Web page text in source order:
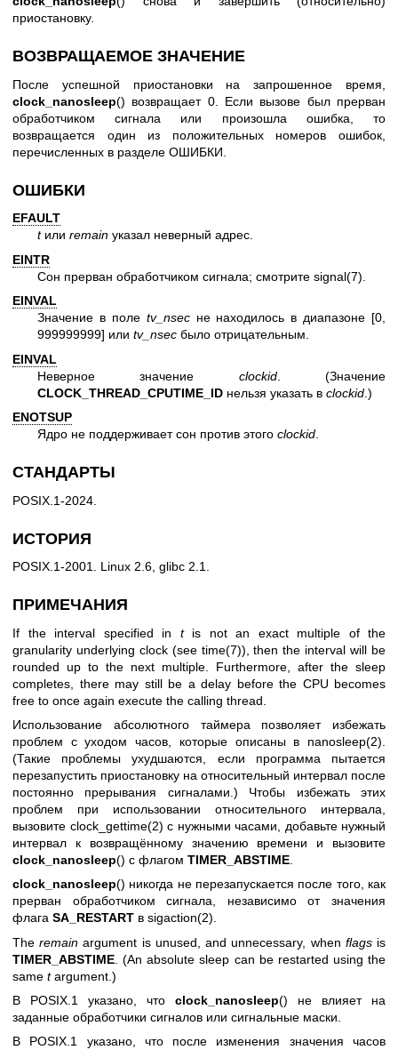
приостановку.
ВОЗВРАЩАЕМОЕ ЗНАЧЕНИЕ
После успешной приостановки на запрошенное время,
clock_nanosleep() возвращает 0. Если вызове был прерван
обработчиком сигнала или произошла ошибка, то
возвращается один из положительных номеров ошибок,
перечисленных в разделе ОШИБКИ.
ОШИБКИ
EFAULT
tили remain указал неверный адрес.
EINTR
Сон прерван обработчиком сигнала; смотрите signal(7)
EINVAL
Значение в поле tv_nsecне находилось в диапазоне [0,
999999999] или tv_nsec было отрицательным.
EINVAL
Неверное значение clockid. (Значение
CLOCK_THREAD_CPUTIME_ID нельзя указать в clockid .)
ENOTSUP
Ядро не поддерживает сон против этого clockid
СТАНДАРТЫ
POSIX.1-2024.
ИСТОРИЯ
POSIX.1-2001. Linux 2.6, glibc 2.1.
ПРИМЕЧАНИЯ
If the interval specified in tis not an exact multiple of the
granularity underlying clock (see time(7)), then the interval will be
rounded up to the next multiple. Furthermore, after the sleep
completes, there may still be a delay before the CPU becomes
free to once again execute the calling thread.
Использование абсолютного таймера позволяет избежать
проблем с уходом часов, которые описаны в nanosleep(2)
(Такие проблемы ухудшаются, если программа пытается
перезапустить приостановку на относительный интервал после
постоянно прерывания сигналами.) Чтобы избежать этих
проблем при использовании относительного интервала,
вызовите clock_gettime(2) с нужными часами, добавьте нужный
интервал к возвращённому значению времени и вызовите
clock_nanosleep() с флагом TIMER_ABSTIME
clock_nanosleep() никогда не перезапускается после того, как
прерван обработчиком сигнала, независимо от значения
флага SA_RESTART в sigaction(2).
Theremain argument is unused, and unnecessary, when flagsis
TIMER_ABSTIME . (An absolute sleep can be restarted using the
same targument.)
В POSIX.1 указано, что clock_nanosleep() не влияет на
заданные обработчики сигналов или сигнальные маски.
В POSIX.1 указано, что после изменения значения часов